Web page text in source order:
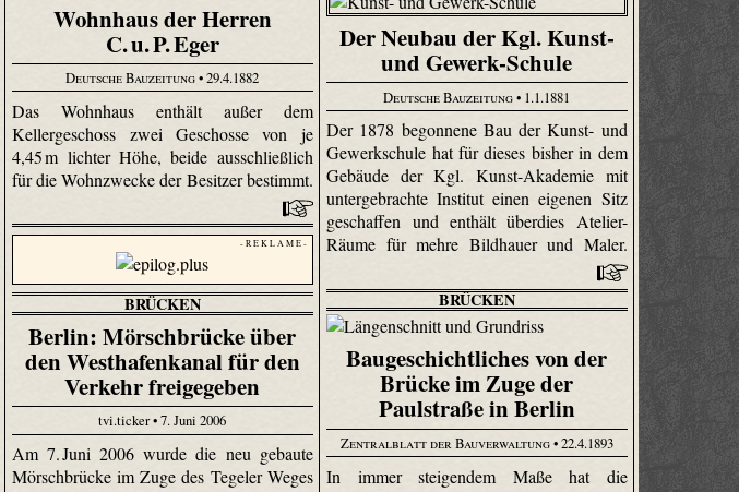
Wohnhaus der Herren
C. u. P. Eger
Deutsche Bauzeitung• 29.4.1882
Das Wohnhaus enthält außer dem
Kellergeschoss zwei Geschosse von je
4,45 m lichter Höhe, beide ausschließlich
für die Wohnzwecke der Besitzer bestimmt.
Der Neubau der Kgl. Kunst-
und Gewerk-Schule
Deutsche Bauzeitung• 1.1.1881
Der 1878 begonnene Bau der Kunst- und
Gewerkschule hat für dieses bisher in dem
Gebäude der Kgl. Kunst-Akademie mit
untergebrachte Institut einen eigenen Sitz
geschaffen und enthält überdies Atelier-
Räume für mehre Bildhauer und Maler.
- R E K L A M E -
BRÜCKEN
Berlin: Mörschbrücke über
den Westhafenkanal für den
Verkehr freigegeben
tvi.ticker • 7. Juni 2006
Am 7. Juni 2006 wurde die neu gebaute
Mörschbrücke im Zuge des Tegeler Weges
BRÜCKEN
Baugeschichtliches von der
Brücke im Zuge der
Paulstraße in Berlin
Zentralblatt der Bauverwaltung• 22.4.1893
In immer steigendem Maße hat die